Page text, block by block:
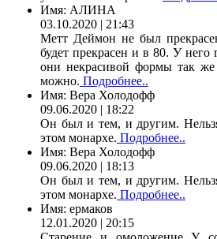
Имя: АЛИНА
03.10.2020 | 21:43
Метт Деймон не был
будет прекрасен и в 80. У него
они некрасивой формы так
можно. Подробнее..
Имя: Вера Холодофф
09.06.2020 | 18:22
Он был и тем, и другим.
этом монархе. Подробнее..
Имя: Вера Холодофф
09.06.2020 | 18:13
Он был и тем, и другим.
этом монархе. Подробнее..
Имя: ермаков
12.01.2020 | 20:15